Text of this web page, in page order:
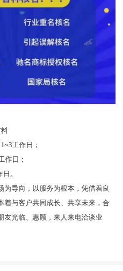
工作日；
作日；
。
为导向，以服务为根本，凭借着良
着与客户共同成长、共享未来，合
友光临、惠顾，来人来电洽谈业